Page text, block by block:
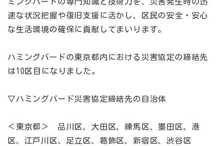
ミングバードの専門知識と技術力を、災害発生時の迅
速な状況把握や復旧支援に活かし、区民の安全・安心
な生活環境の確保に貢献してまいります。
ハミングバードの東京都内における災害協定の締結先
は10区目になりました。
▽ハミングバード災害協定締結先の自治体
＜東京都＞ 品川区、大田区、練馬区、墨田区、港
区、江戸川区、足立区、葛飾区、新宿区、渋谷区